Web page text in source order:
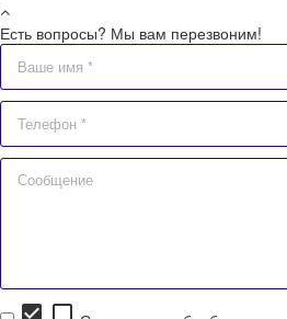
Есть вопросы? Мы вам перезвоним!
check_box check_box_outline_blank